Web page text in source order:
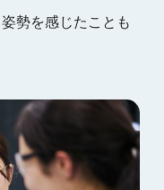
勢を感じたことも